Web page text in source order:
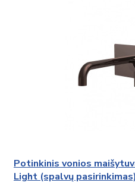
Potinkinis vonios
Light (spalvų